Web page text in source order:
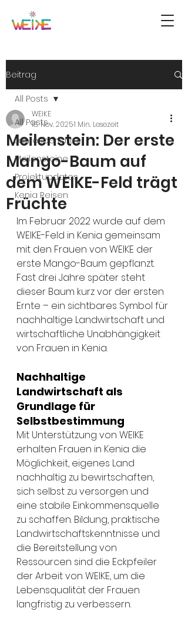
Beitrag
All Posts
Jahresberichte
Meilensteine
Projektupdates
Kenia Reisen
All Posts
Meilenstein: Der erste
Mango-Baum auf
dem WEIKE-Feld trägt
Früchte
WEIKE
18. Nov. 20251 Min. Lesezeit
Im Februar 2022 wurde auf dem
WEIKE-Feld in Kenia gemeinsam
mit den Frauen von WEIKE der
erste Mango-Baum gepflanzt.
Fast drei Jahre später steht
dieser Baum kurz vor der ersten
Ernte – ein sichtbares Symbol für
nachhaltige Landwirtschaft und
wirtschaftliche Unabhängigkeit
von Frauen in Kenia.
Nachhaltige
Landwirtschaft als
Grundlage für
Selbstbestimmung
Mit Unterstützung von WEIKE
erhalten Frauen in Kenia die
Möglichkeit, eigenes Land
nachhaltig zu bewirtschaften,
sich selbst zu versorgen und
eine stabile Einkommensquelle
zu schaffen. Bildung, praktische
Landwirtschaftskenntnisse und
die Bereitstellung von
Ressourcen sind die Eckpfeiler
der Arbeit von WEIKE, um die
Lebensqualität der Frauen
langfristig zu verbessern.